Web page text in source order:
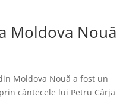
Moldova Nouă
Moldova Nouă a fost un
cântecele lui Petru Cârja